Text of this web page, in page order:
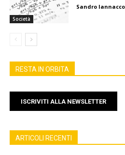
Società
Sandro
RESTA IN ORBITA
ISCRIVITI ALLA NEWSLETTER
ARTICOLI RECENTI